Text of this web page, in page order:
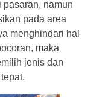
pasaran, namun
pada area
menghindari hal
maka
jenis dan